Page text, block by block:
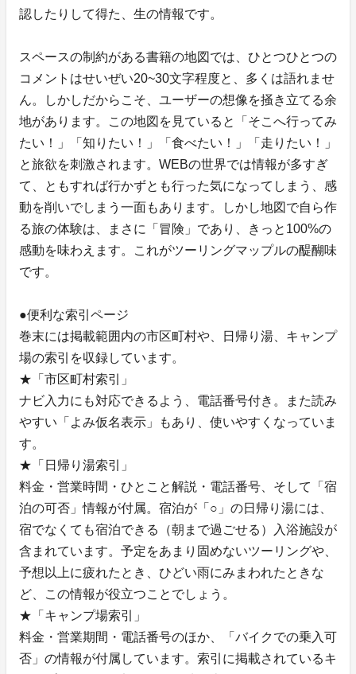
認したりして得た、生の情報です。
スペースの制約がある書籍の地図では、ひとつひとつの
コメントはせいぜい20~30文字程度と、多くは語れませ
ん。しかしだからこそ、ユーザーの想像を掻き立てる余
地があります。この地図を見ていると「そこへ行ってみ
たい！」「知りたい！」「食べたい！」「走りたい！」
と旅欲を刺激されます。WEBの世界では情報が多すぎ
て、ともすれば行かずとも行った気になってしまう、感
動を削いでしまう一面もあります。しかし地図で自ら作
る旅の体験は、まさに「冒険」であり、きっと100%の
感動を味わえます。これがツーリングマップルの醍醐味
です。
●便利な索引ページ
巻末には掲載範囲内の市区町村や、日帰り湯、キャンプ
場の索引を収録しています。
★「市区町村索引」
ナビ入力にも対応できるよう、電話番号付き。また読み
やすい「よみ仮名表示」もあり、使いやすくなっていま
す。
★「日帰り湯索引」
料金・営業時間・ひとこと解説・電話番号、そして「宿
泊の可否」情報が付属。宿泊が「○」の日帰り湯には、
宿でなくても宿泊できる（朝まで過ごせる）入浴施設が
含まれています。予定をあまり固めないツーリングや、
予想以上に疲れたとき、ひどい雨にみまわれたときな
ど、この情報が役立つことでしょう。
★「キャンプ場索引」
料金・営業期間・電話番号のほか、「バイクでの乗入可
否」の情報が付属しています。索引に掲載されているキ